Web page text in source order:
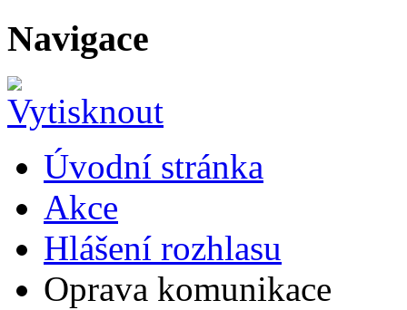
Navigace
Úvodní stránka
Akce
Hlášení rozhlasu
Oprava komunikace